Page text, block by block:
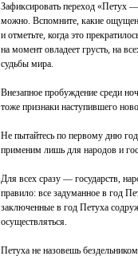
Зафиксировать переход «Петух
можно. Вспомните, какие
и отметьте, когда это
на момент овладеет грусть, на
судьбы мира.
Внезапное пробуждение среди
тоже признаки наступившего
Не пытайтесь по первому дню
применим лишь для народов и
Для всех сразу — государств,
правило: все задуманное в год
заключенные в год Петуха
осуществляться.
Петуха не назовешь